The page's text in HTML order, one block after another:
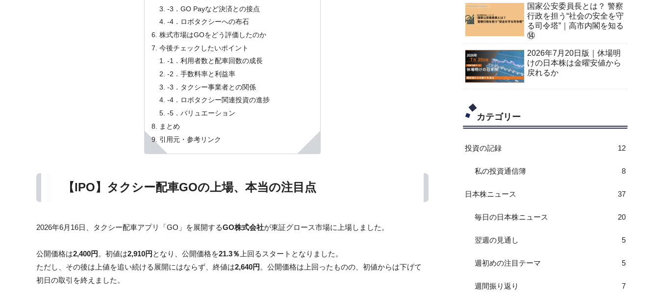
-3．GO Payなど決済との接点
-4．ロボタクシーへの布石
株式市場はGOをどう評価したのか
今後チェックしたいポイント
-1．利用者数と配車回数の成長
-2．手数料率と利益率
-3．タクシー事業者との関係
-4．ロボタクシー関連投資の進捗
-5．バリュエーション
まとめ
引用元・参考リンク
【IPO】タクシー配車GOの上場、本当の注目点
2026年6月16日、タクシー配車アプリ「GO」を展開するGO株式会社が東証グロース市場に上場しました。
公開価格は2,400円。初値は2,910円 となり、公開価格を21.3％上回るスタートとなりました。
ただし、その後は上値を追い続ける展開にはならず、終値は2,640円。公開価格は上回ったものの、初値からは下げて
初日の取引を終えました。
国家公安委員長とは？ 警察
行政を担う“社会の安全を守
る司令塔”｜高市内閣を知る
⑭
2026年7月20日版｜休場明
けの日本株は金曜安値から
戻れるか
カテゴリー
投資の記録 12
私の投資通信簿 8
日本株ニュース 37
毎日の日本株ニュース 20
翌週の見通し 5
週初めの注目テーマ 5
週間振り返り 7